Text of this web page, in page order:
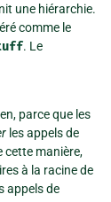
une hiérarchie.
comme le
. Le
parce que les
les appels de
cette manière,
à la racine de
appels de